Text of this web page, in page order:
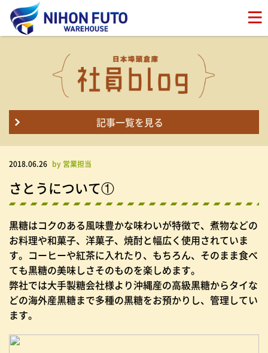
記事一覧を見る
2018.06.26 by 営業担当
さとうについて①
黒糖はコクのある風味豊かな味わいが特徴で、煮物などの
お料理や和菓子、洋菓子、焼酎と幅広く使用されていま
す。コーヒーや紅茶に入れたり、もちろん、そのまま食べ
ても黒糖の美味しさそのものを楽しめます。
弊社では大手製糖会社様より沖縄産の高級黒糖からタイな
どの海外産黒糖まで多種の黒糖をお預かりし、管理してい
ます。